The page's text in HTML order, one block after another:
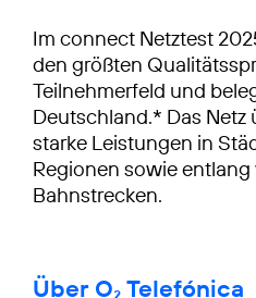
Im connect Netztest
den größten
Teilnehmerfeld und
Deutschland.* Das Netz
starke Leistungen in
Regionen sowie
Bahnstrecken.
Über O₂ Telefónica